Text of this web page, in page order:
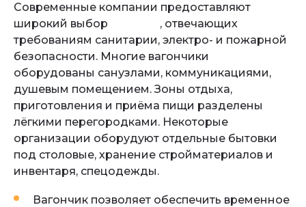
Современные компании предоставляют
широкий выбор
, отвечающих
требованиям санитарии, электро- и пожарной
безопасности. Многие вагончики
оборудованы санузлами, коммуникациями,
душевым помещением. Зоны отдыха,
приготовления и приёма пищи разделены
лёгкими перегородками. Некоторые
организации оборудуют отдельные бытовки
под столовые, хранение стройматериалов и
инвентаря, спецодежды.
Вагончик позволяет обеспечить временное